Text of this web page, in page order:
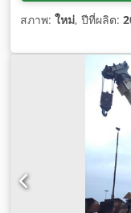
สภาพ: ใหม่, ปีที่ผลิต: